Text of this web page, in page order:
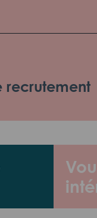
recrutement